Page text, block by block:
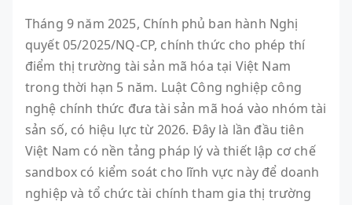
Tháng 9 năm 2025, Chính phủ ban hành Nghị
quyết 05/2025/NQ-CP, chính thức cho phép thí
điểm thị trường tài sản mã hóa tại Việt Nam
trong thời hạn 5 năm. Luật Công nghiệp công
nghệ chính thức đưa tài sản mã hoá vào nhóm tài
sản số, có hiệu lực từ 2026. Đây là lần đầu tiên
Việt Nam có nền tảng pháp lý và thiết lập cơ chế
sandbox có kiểm soát cho lĩnh vực này để doanh
nghiệp và tổ chức tài chính tham gia thị trường